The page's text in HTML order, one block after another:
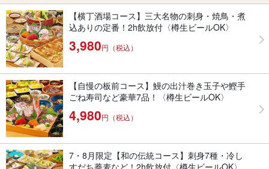
【横丁酒場コース】三大名物の刺身・焼鳥・煮
込ありの定番！2h飲放付〈樽生ビールOK〉
3,980円（税込）
【自慢の板前コース】鰻の出汁巻き玉子や鰹手
ごね寿司など豪華7品！〈樽生ビールOK〉
4,980円（税込）
7・8月限定【和の伝統コース】刺身7種・冷し
すだち蕎麦など！2h飲放付〈樽生ビールOK〉